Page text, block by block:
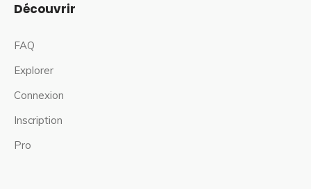
Découvrir
FAQ
Explorer
Connexion
Inscription
Pro